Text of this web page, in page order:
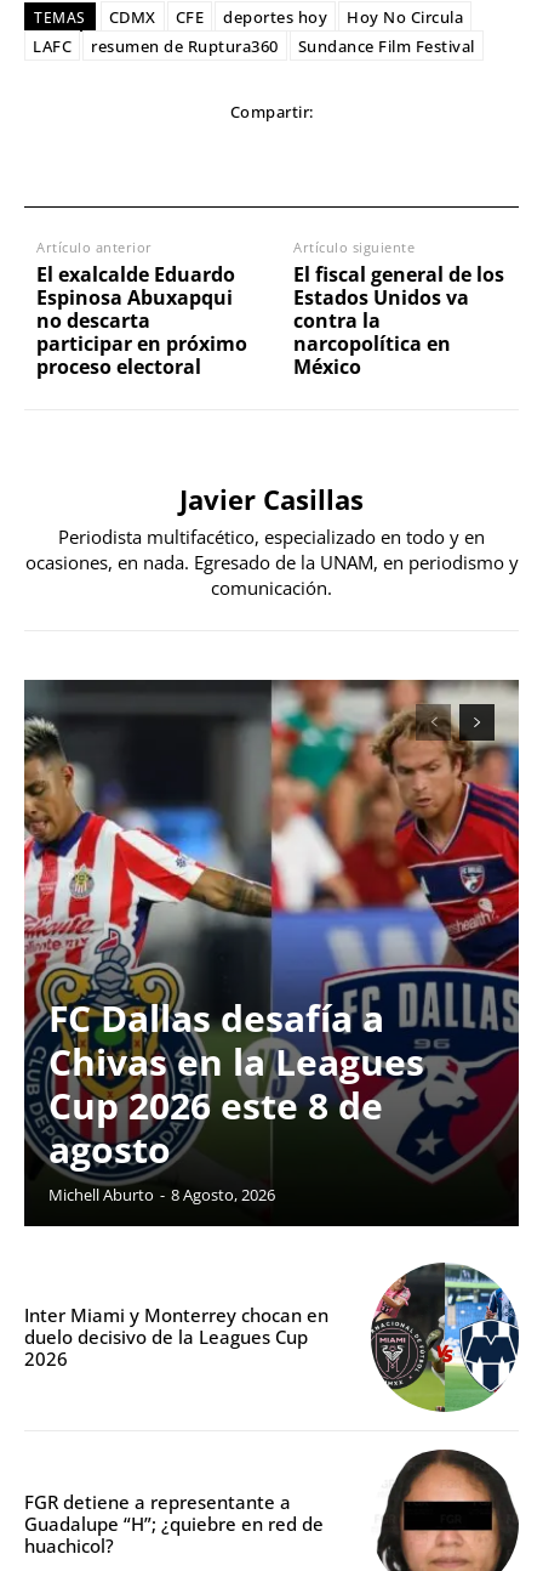
TEMAS CDMX CFE deportes hoy
Hoy No Circula
LAFC
resumen de Ruptura360 Sundance Film Festival
Compartir:
Artículo anterior
El exalcalde Eduardo
Espinosa Abuxapqui
no descarta
participar en próximo
proceso electoral
Artículo siguiente
El fiscal general de los
Estados Unidos va
contra la
narcopolítica en
México
Javier Casillas
Periodista multifacético, especializado en todo y en
ocasiones, en nada. Egresado de la UNAM, en periodismo y
comunicación.
FC Dallas desafía a
Chivas en la Leagues
Cup 2026 este 8 de
agosto
Michell Aburto - 8 Agosto, 2026
Inter Miami y Monterrey chocan en
duelo decisivo de la Leagues Cup
2026
FGR detiene a representante a
Guadalupe “H”; ¿quiebre en red de
huachicol?